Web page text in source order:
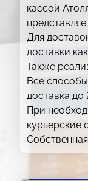
кассой
Для
доставки
Также
Все способы
доставка
При
курьерские